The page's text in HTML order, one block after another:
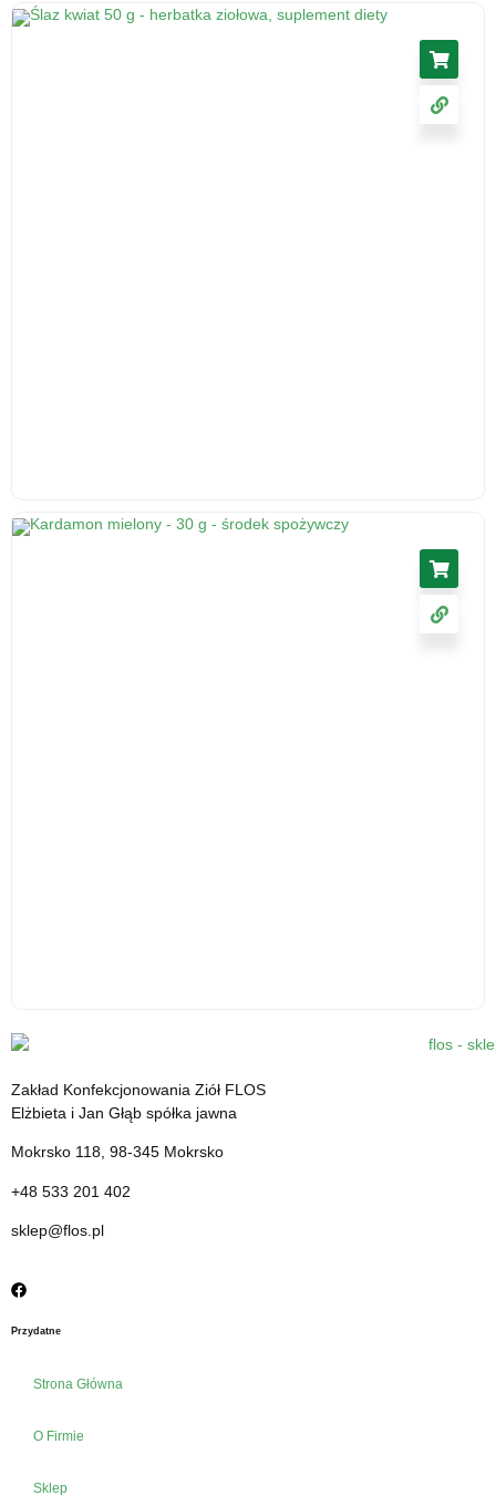
Korzeń lubczyka, 50 g - środek spożywczy
Ślaz kwiat 50 g - herbatka ziołowa, suplement
diety
Kardamon mielony - 30 g - środek spożywczy
12.31zł cena z VAT
Zakład Konfekcjonowania Ziół FLOS
Elżbieta i Jan Głąb spółka jawna
Mokrsko 118, 98-345 Mokrsko
+48 533 201 402
sklep@flos.pl
Przydatne
Strona Główna
O Firmie
Sklep